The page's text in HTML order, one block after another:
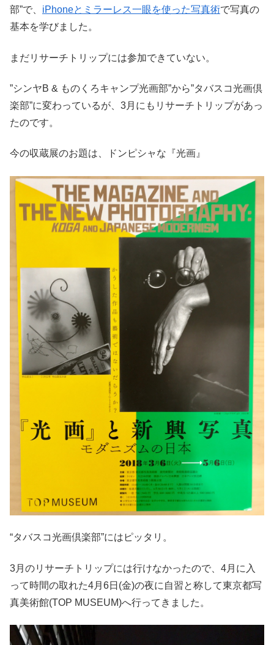
部”で、 iPhoneとミラーレス一眼を使った写真術で写真の
基本を学びました。
まだリサーチトリップには参加できていない。
”シンヤB & ものくろキャンプ光画部”から”タバスコ光画倶
楽部”に変わっているが、3月にもリサーチトリップがあっ
たのです。
今の収蔵展のお題は、ドンピシャな『光画』
“タバスコ光画倶楽部”にはピッタリ。
3月のリサーチトリップには行けなかったので、4月に入
って時間の取れた4月6日(金)の夜に自習と称して東京都写
真美術館(TOP MUSEUM)へ行ってきました。